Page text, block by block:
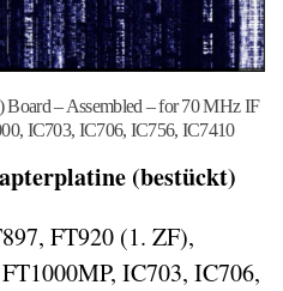
Board – Assembled – for 70 MHz IF
IC703, IC706, IC756, IC7410
(bestückt)
FT920 (1. ZF),
IC703, IC706,